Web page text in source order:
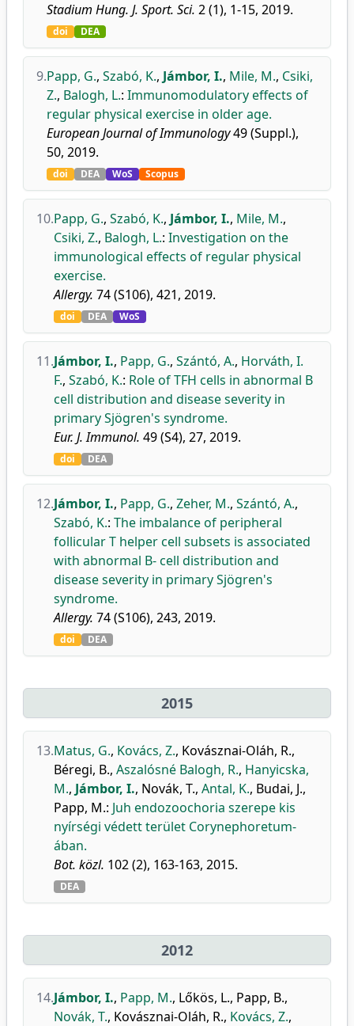
Stadium Hung. J. Sport. Sci. 2 (1), 1-15, 2019.
doi DEA
9.Papp, G., Szabó, K., Jámbor, I., Mile, M., Csiki,
Z., Balogh, L.: Immunomodulatory effects of
regular physical exercise in older age.
European Journal of Immunology49 (Suppl.),
50, 2019.
doi DEA WoS Scopus
10.Papp, G., Szabó, K., Jámbor, I., Mile, M.,
Csiki, Z., Balogh, L.: Investigation on the
immunological effects of regular physical
exercise.
Allergy. 74 (S106), 421, 2019.
doi DEA WoS
11.Jámbor, I., Papp, G., Szántó, A., Horváth, I.
F., Szabó, K.: Role of TFH cells in abnormal B
cell distribution and disease severity in
primary Sjögren's syndrome.
Eur. J. Immunol. 49 (S4), 27, 2019.
doi DEA
12.Jámbor, I., Papp, G., Zeher, M., Szántó, A.,
Szabó, K.: The imbalance of peripheral
follicular T helper cell subsets is associated
with abnormal B- cell distribution and
disease severity in primary Sjögren's
syndrome.
Allergy. 74 (S106), 243, 2019.
doi DEA
2015
13.Matus, G., Kovács, Z., Kovásznai-Oláh, R.,
Béregi, B., Aszalósné Balogh, R., Hanyicska,
M., Jámbor, I., Novák, T., Antal, K., Budai, J.,
Papp, M.: Juh endozoochoria szerepe kis
nyírségi védett terület Corynephoretum-
ában.
Bot. közl. 102 (2), 163-163, 2015.
DEA
2012
14.Jámbor, I., Papp, M., Lőkös, L., Papp, B.,
Novák, T., Kovásznai-Oláh, R., Kovács, Z.,